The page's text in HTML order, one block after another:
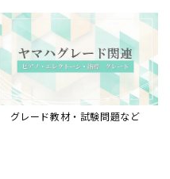
グレード教材・試験問題など